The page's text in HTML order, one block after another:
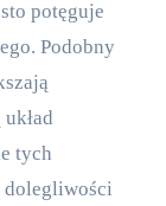
potęguje
Podobny
tych
dolegliwości